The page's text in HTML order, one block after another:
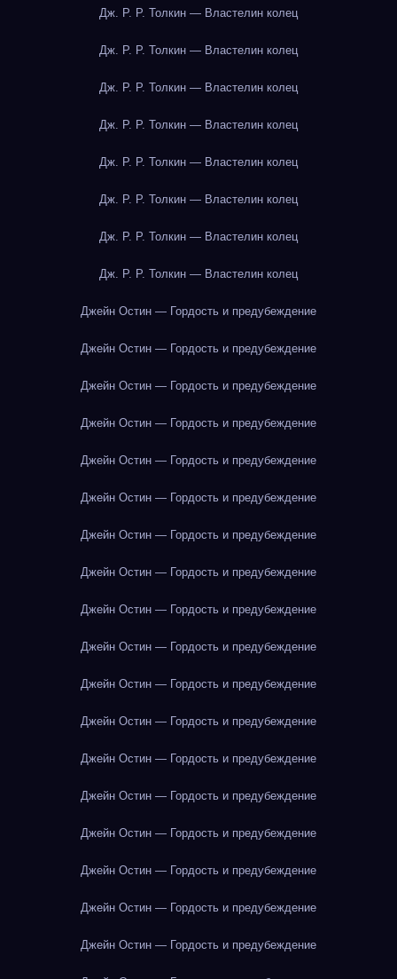
Дж. Р. Р. Толкин — Властелин колец
Дж. Р. Р. Толкин — Властелин колец
Дж. Р. Р. Толкин — Властелин колец
Дж. Р. Р. Толкин — Властелин колец
Дж. Р. Р. Толкин — Властелин колец
Дж. Р. Р. Толкин — Властелин колец
Дж. Р. Р. Толкин — Властелин колец
Дж. Р. Р. Толкин — Властелин колец
Джейн Остин — Гордость и предубеждение
Джейн Остин — Гордость и предубеждение
Джейн Остин — Гордость и предубеждение
Джейн Остин — Гордость и предубеждение
Джейн Остин — Гордость и предубеждение
Джейн Остин — Гордость и предубеждение
Джейн Остин — Гордость и предубеждение
Джейн Остин — Гордость и предубеждение
Джейн Остин — Гордость и предубеждение
Джейн Остин — Гордость и предубеждение
Джейн Остин — Гордость и предубеждение
Джейн Остин — Гордость и предубеждение
Джейн Остин — Гордость и предубеждение
Джейн Остин — Гордость и предубеждение
Джейн Остин — Гордость и предубеждение
Джейн Остин — Гордость и предубеждение
Джейн Остин — Гордость и предубеждение
Джейн Остин — Гордость и предубеждение